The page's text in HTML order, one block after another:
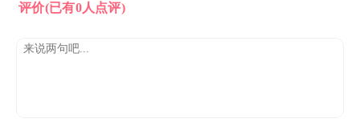
评价(已有0人点评)